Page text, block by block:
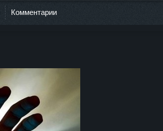
Комментарии